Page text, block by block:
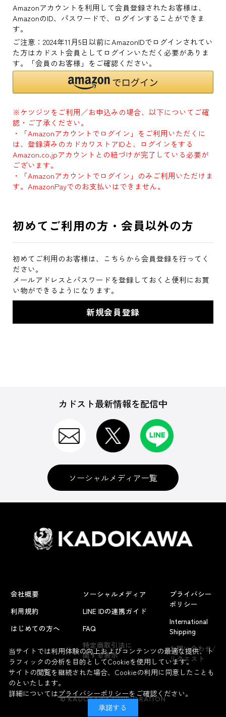
Amazonアカウントを利用して会員登録されたお客様は、
AmazonのID、パスワードで、ログインすることができま
す。
ご注意：2024年11月5日以前にAmazonIDでログインされてい
た方はカドスト会員としてログインいただく必要がありま
す。「会員のお客様」をご確認ください。
※ケツジツをご利用／お申込みの場合、以下についてご確
認・ご了承ください。
・「Amazonアカウントでログイン」をご利用いただくに
は、登録済みのカドカワストアIDと、ログインをする
Amazon.co.jpアカウントとの紐づけが完了している必要が
ございます。
・「Amazonアカウントでログイン」のみご利用いただけま
す。AmazonPayでのお支払いはできません。
初めてご利用の方・会員以外の方
初めてご利用のお客様は、こちらから会員登録を行ってく
ださい。
メールアドレスとパスワードを登録しておくと便利にお買
い物ができるようになります。
カドスト最新情報を配信中
ソーシャルメディア一覧
会社概要
利用規約
はじめての方へ
ソーシャルメディア
LINE IDの連携ガイド
FAQ
特定商取引法に
関する表示
プライバシー
ポリシー
International
Shipping
お問い合わせ/
リクエスト
© KADOKAWA CORPORATION
当サイトでは利用体験の向上およびコンテンツの最適な提供、ト
ラフィックの分析を目的としてCookieを使用しています。
サイトの閲覧を継続された場合、Cookieの利用に同意したことも
のといたします。
詳細についてはプライバシーポリシーをご確認ください。
承諾する